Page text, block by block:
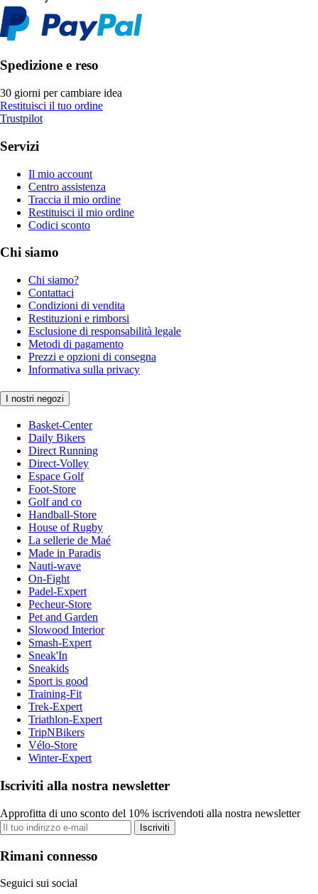
Spedizione e reso
30 giorni per cambiare idea
Restituisci il tuo ordine
Trustpilot
Servizi
Il mio account
Centro assistenza
Traccia il mio ordine
Restituisci il mio ordine
Codici sconto
Chi siamo
Chi siamo?
Contattaci
Condizioni di vendita
Restituzioni e rimborsi
Esclusione di responsabilità legale
Metodi di pagamento
Prezzi e opzioni di consegna
Informativa sulla privacy
I nostri negozi
Basket-Center
Daily Bikers
Direct Running
Direct-Volley
Espace Golf
Foot-Store
Golf and co
Handball-Store
House of Rugby
La sellerie de Maé
Made in Paradis
Nauti-wave
On-Fight
Padel-Expert
Pecheur-Store
Pet and Garden
Slowood Interior
Smash-Expert
Sneak'In
Sneakids
Sport is good
Training-Fit
Trek-Expert
Triathlon-Expert
TripNBikers
Vélo-Store
Winter-Expert
Iscriviti alla nostra newsletter
Approfitta di uno sconto del 10% iscrivendoti alla nostra newsletter
Iscriviti
Rimani connesso
Seguici sui social